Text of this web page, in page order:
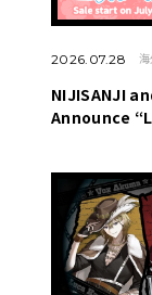
2026.07.28
NIJISANJI
Announce